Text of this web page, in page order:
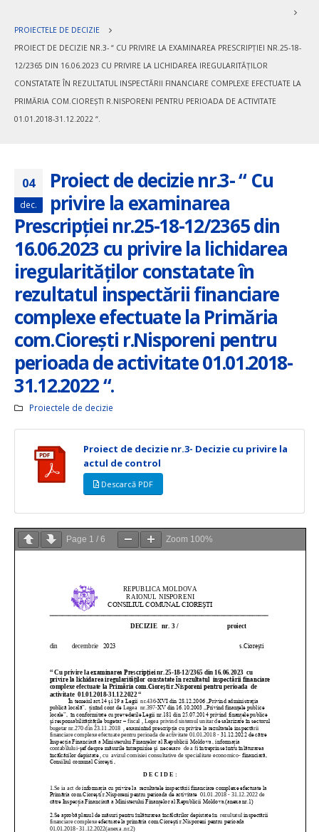
PROIECTELE DE DECIZIE
PROIECT DE DECIZIE NR.3- “ CU PRIVIRE LA EXAMINAREA PRESCRIPȚIEI NR.25-18-
12/2365 DIN 16.06.2023 CU PRIVIRE LA LICHIDAREA IREGULARITĂȚILOR
CONSTATATE ÎN REZULTATUL INSPECTĂRII FINANCIARE COMPLEXE EFECTUATE LA
PRIMĂRIA COM.CIOREȘTI R.NISPORENI PENTRU PERIOADA DE ACTIVITATE
01.01.2018-31.12.2022 “.
04
dec.
Proiect de decizie nr.3- “ Cu
privire la examinarea
Prescripției nr.25-18-12/2365 din
16.06.2023 cu privire la lichidarea
iregularităților constatate în
rezultatul inspectării financiare
complexe efectuate la Primăria
com.Ciorești r.Nisporeni pentru
perioada de activitate 01.01.2018-
31.12.2022 “.
Proiectele de decizie
Proiect de decizie nr.3- Decizie cu privire la
actul de control
Descarcă PDF
Page 1 / 6 Zoom 100%